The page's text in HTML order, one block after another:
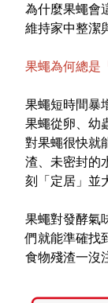
會員權益
會員中心
特色服務
Facebook
Youtube
為什麼果蠅會
維持家中整潔
果蠅為何總是
果蠅短時間暴
果蠅從卵、幼
對果蠅很快就
渣、未密封的
刻「定居」並
果蠅對發酵氣
們就能準確找
食物殘渣一沒